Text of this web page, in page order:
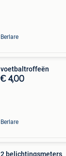
Berlare
voetbaltroffeën
€ 4,00
Berlare
2 belichtingsmeters